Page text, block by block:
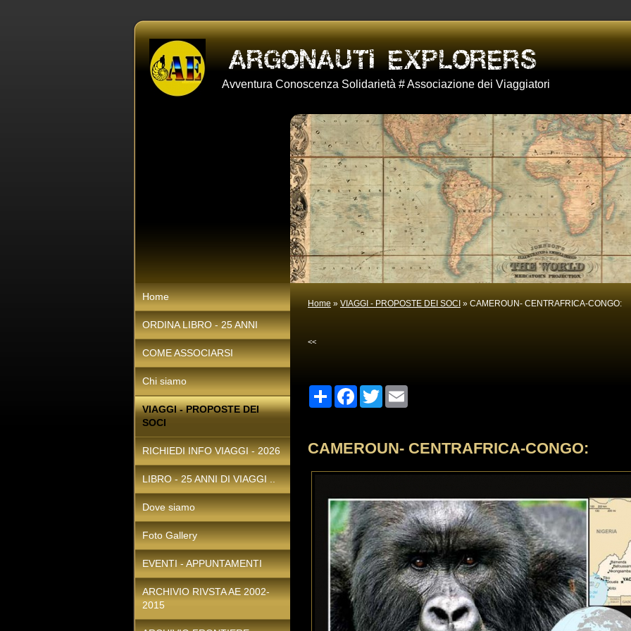
Avventura Conoscenza Solidarietà # Associazione dei Viaggiatori
Home » VIAGGI - PROPOSTE DEI SOCI » CAMEROUN- CENTRAFRICA-CONGO:
<<
Share Facebook
Twitter
CAMEROUN- CENTRAFRICA-CONGO:
Home
ORDINA LIBRO - 25 ANNI
COME ASSOCIARSI
Chi siamo
VIAGGI - PROPOSTE DEI
SOCI
RICHIEDI INFO VIAGGI - 2026
LIBRO - 25 ANNI DI VIAGGI ..
Dove siamo
Foto Gallery
EVENTI - APPUNTAMENTI
ARCHIVIO RIVSTA AE 2002-
2015